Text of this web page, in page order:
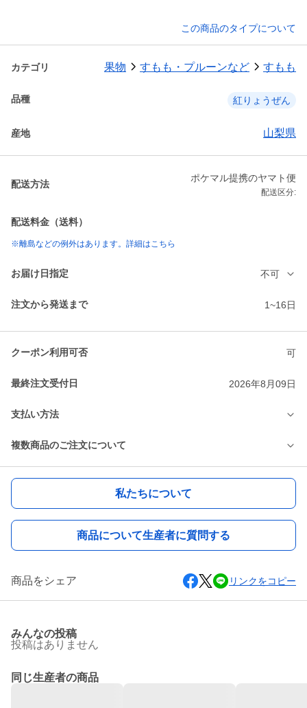
この商品のタイプについて
カテゴリ 果物 すもも・プルーンなど すもも
品種 紅りょうぜん
産地 山梨県
配送方法
ポケマル提携のヤマト便
配送区分:
配送料金（送料）
※離島などの例外はあります。詳細はこちら
お届け日指定 不可
注文から発送まで 1~16日
クーポン利用可否 可
最終注文受付日 2026年8月09日
支払い方法
複数商品のご注文について
私たちについて
商品について生産者に質問する
商品をシェア リンクをコピー
みんなの投稿
投稿はありません
同じ生産者の商品